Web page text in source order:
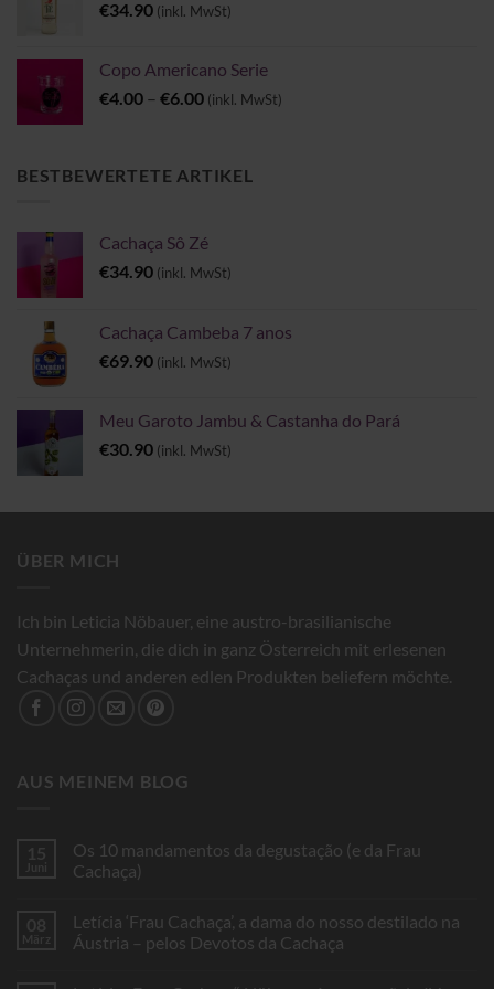
€34.90 (inkl. MwSt)
Copo Americano Serie
€4.00 – €6.00Preisspanne:
€6.00
(inkl. MwSt)
BESTBEWERTETE ARTIKEL
Cachaça Sô Zé
€34.90 (inkl. MwSt)
Cachaça Cambeba 7 anos
€69.90 (inkl. MwSt)
Meu Garoto Jambu & Castanha do Pará
€30.90 (inkl. MwSt)
ÜBER MICH
Ich bin Leticia Nöbauer, eine austro-brasilianische
Unternehmerin, die dich in ganz Österreich mit erlesenen
Cachaças und anderen edlen Produkten beliefern möchte.
AUS MEINEM BLOG
15
Juni
Os 10 mandamentos da degustação (e da Frau
Cachaça)
zu
Os
10
08
März
Letícia ‘Frau Cachaça’, a dama do nosso destilado na
Áustria – pelos Devotos da Cachaça